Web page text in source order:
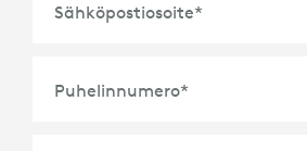
Sähköpostiosoite*
Puhelinnumero*